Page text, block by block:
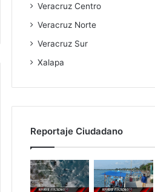
Veracruz Centro
Veracruz Norte
Veracruz Sur
Xalapa
Reportaje Ciudadano